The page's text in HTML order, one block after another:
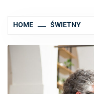
HOME ŚWIETNY